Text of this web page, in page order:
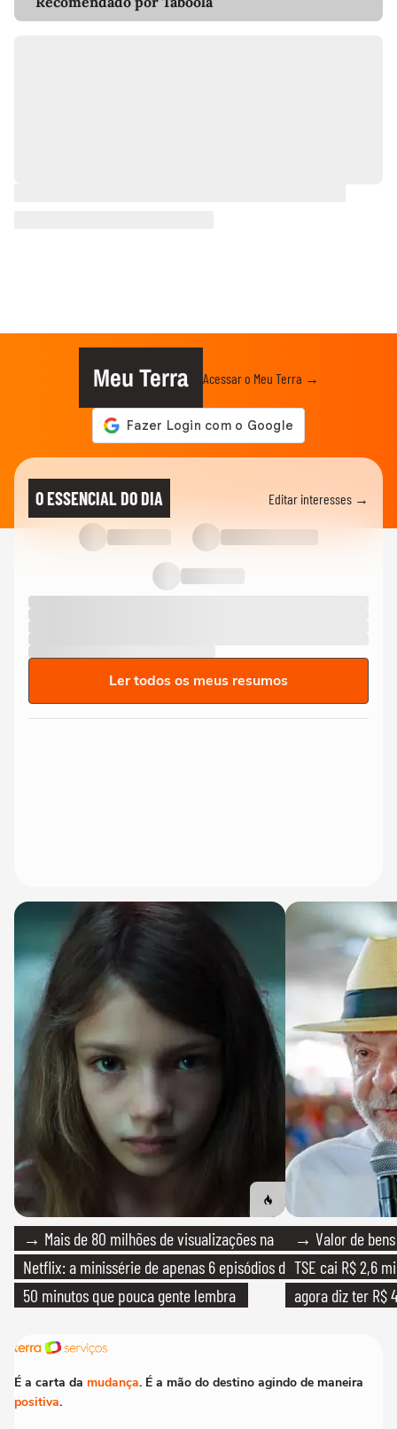
Meu Terra Acessar o Meu Terra →
O ESSENCIAL DO DIA Editar interesses →
Ler todos os meus resumos
→ Mais de 80 milhões de visualizações na
Netflix: a minissérie de apenas 6 episódios de
50 minutos que pouca gente lembra
→ Valor de
TSE cai R$ 2,6
agora diz ter R$
É a carta da mudança. É a mão do destino agindo de maneira
positiva.